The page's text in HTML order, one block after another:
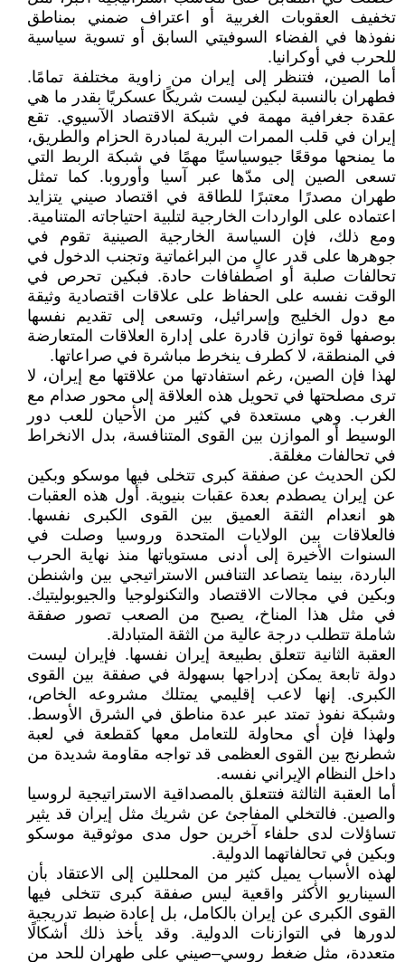
تخفيف العقوبات الغربية أو اعتراف ضمني بمناطق
نفوذها في الفضاء السوفيتي السابق أو تسوية سياسية
للحرب في أوكرانيا.
أما الصين، فتنظر إلى إيران من زاوية مختلفة تمامًا.
فطهران بالنسبة لبكين ليست شريكًا عسكريًا بقدر ما هي
عقدة جغرافية مهمة في شبكة الاقتصاد الآسيوي. تقع
إيران في قلب الممرات البرية لمبادرة الحزام والطريق،
ما يمنحها موقعًا جيوسياسيًا مهمًا في شبكة الربط التي
تسعى الصين إلى مدّها عبر آسيا وأوروبا. كما تمثل
طهران مصدرًا معتبرًا للطاقة في اقتصاد صيني يتزايد
اعتماده على الواردات الخارجية لتلبية احتياجاته المتنامية.
ومع ذلك، فإن السياسة الخارجية الصينية تقوم في
جوهرها على قدر عالٍ من البراغماتية وتجنب الدخول في
تحالفات صلبة أو اصطفافات حادة. فبكين تحرص في
الوقت نفسه على الحفاظ على علاقات اقتصادية وثيقة
مع دول الخليج وإسرائيل، وتسعى إلى تقديم نفسها
بوصفها قوة توازن قادرة على إدارة العلاقات المتعارضة
في المنطقة، لا كطرف ينخرط مباشرة في صراعاتها.
لهذا فإن الصين، رغم استفادتها من علاقتها مع إيران، لا
ترى مصلحتها في تحويل هذه العلاقة إلى محور صدام مع
الغرب. وهي مستعدة في كثير من الأحيان للعب دور
الوسيط أو الموازن بين القوى المتنافسة، بدل الانخراط
في تحالفات مغلقة.
لكن الحديث عن صفقة كبرى تتخلى فيها موسكو وبكين
عن إيران يصطدم بعدة عقبات بنيوية. أول هذه العقبات
هو انعدام الثقة العميق بين القوى الكبرى نفسها.
فالعلاقات بين الولايات المتحدة وروسيا وصلت في
السنوات الأخيرة إلى أدنى مستوياتها منذ نهاية الحرب
الباردة، بينما يتصاعد التنافس الاستراتيجي بين واشنطن
وبكين في مجالات الاقتصاد والتكنولوجيا والجيوبوليتيك.
في مثل هذا المناخ، يصبح من الصعب تصور صفقة
شاملة تتطلب درجة عالية من الثقة المتبادلة.
العقبة الثانية تتعلق بطبيعة إيران نفسها. فإيران ليست
دولة تابعة يمكن إدراجها بسهولة في صفقة بين القوى
الكبرى. إنها لاعب إقليمي يمتلك مشروعه الخاص،
وشبكة نفوذ تمتد عبر عدة مناطق في الشرق الأوسط.
ولهذا فإن أي محاولة للتعامل معها كقطعة في لعبة
شطرنج بين القوى العظمى قد تواجه مقاومة شديدة من
داخل النظام الإيراني نفسه.
أما العقبة الثالثة فتتعلق بالمصداقية الاستراتيجية لروسيا
والصين. فالتخلي المفاجئ عن شريك مثل إيران قد يثير
تساؤلات لدى حلفاء آخرين حول مدى موثوقية موسكو
وبكين في تحالفاتهما الدولية.
لهذه الأسباب يميل كثير من المحللين إلى الاعتقاد بأن
السيناريو الأكثر واقعية ليس صفقة كبرى تتخلى فيها
القوى الكبرى عن إيران بالكامل، بل إعادة ضبط تدريجية
لدورها في التوازنات الدولية. وقد يأخذ ذلك أشكالًا
متعددة، مثل ضغط روسي–صيني على طهران للحد من